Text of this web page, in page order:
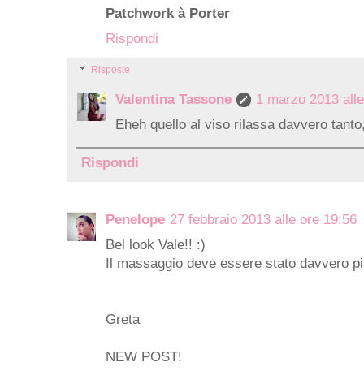
Patchwork à Porter
Rispondi
Risposte
Valentina Tassone
1 marzo 2013
Eheh quello al viso rilassa davvero
Rispondi
Penelope 27 febbraio 2013 alle ore 19:56
Bel look Vale!! :)
Il massaggio deve essere stato davvero
Greta
NEW POST!